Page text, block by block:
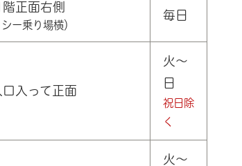
正面右側
シー乗り場横）
毎日
口入って正面
火～
日
祝日除
く
火～